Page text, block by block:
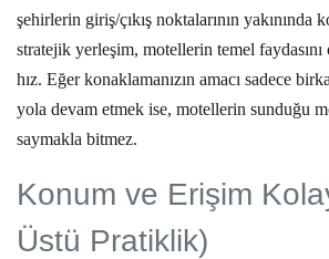
şehirlerin giriş/çıkış noktalarının yakınında
stratejik yerleşim, motellerin temel faydasını
hız. Eğer konaklamanızın amacı sadece
yola devam etmek ise, motellerin sunduğu
saymakla bitmez.
Konum ve Erişim
Üstü Pratiklik)